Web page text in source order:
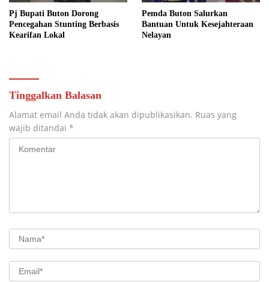
Pj Bupati Buton Dorong
Pencegahan Stunting Berbasis
Kearifan Lokal
Pemda Buton Salurkan
Bantuan Untuk Kesejahteraan
Nelayan
Tinggalkan Balasan
Alamat email Anda tidak akan dipublikasikan. Ruas yang
wajib ditandai *